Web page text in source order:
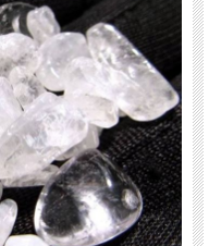
ズのばらつきはあります。
す。
ておりますが、お使いのディス
合があります。ご了承下さい。
不純物が数グラム程混じる場合
出てしまいますので、ご了承く